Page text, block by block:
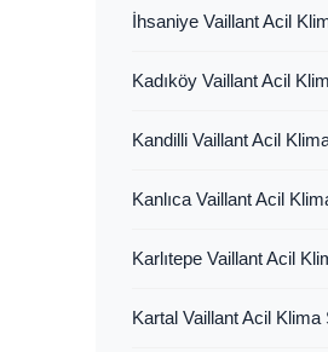
İhsaniye Vaillant Acil
Kadıköy Vaillant Acil
Kandilli Vaillant Acil
Kanlıca Vaillant Acil
Karlıtepe Vaillant Acil
Kartal Vaillant Acil Klima